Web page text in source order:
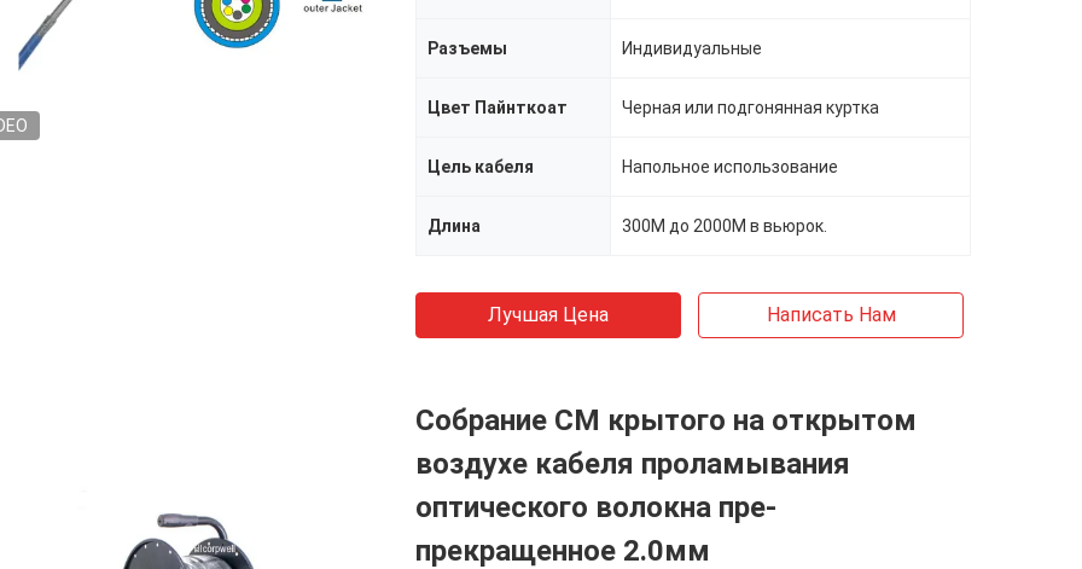
Разъемы Индивидуальные
Цвет Пайнткоат Черная или подгонянная куртка
Цель кабеля Напольное использование
Длина 300М до 2000М в вьюрок.
Лучшая Цена Написать Нам
Собрание СМ крытого на открытом
воздухе кабеля проламывания
оптического волокна пре-
прекращенное 2.0мм